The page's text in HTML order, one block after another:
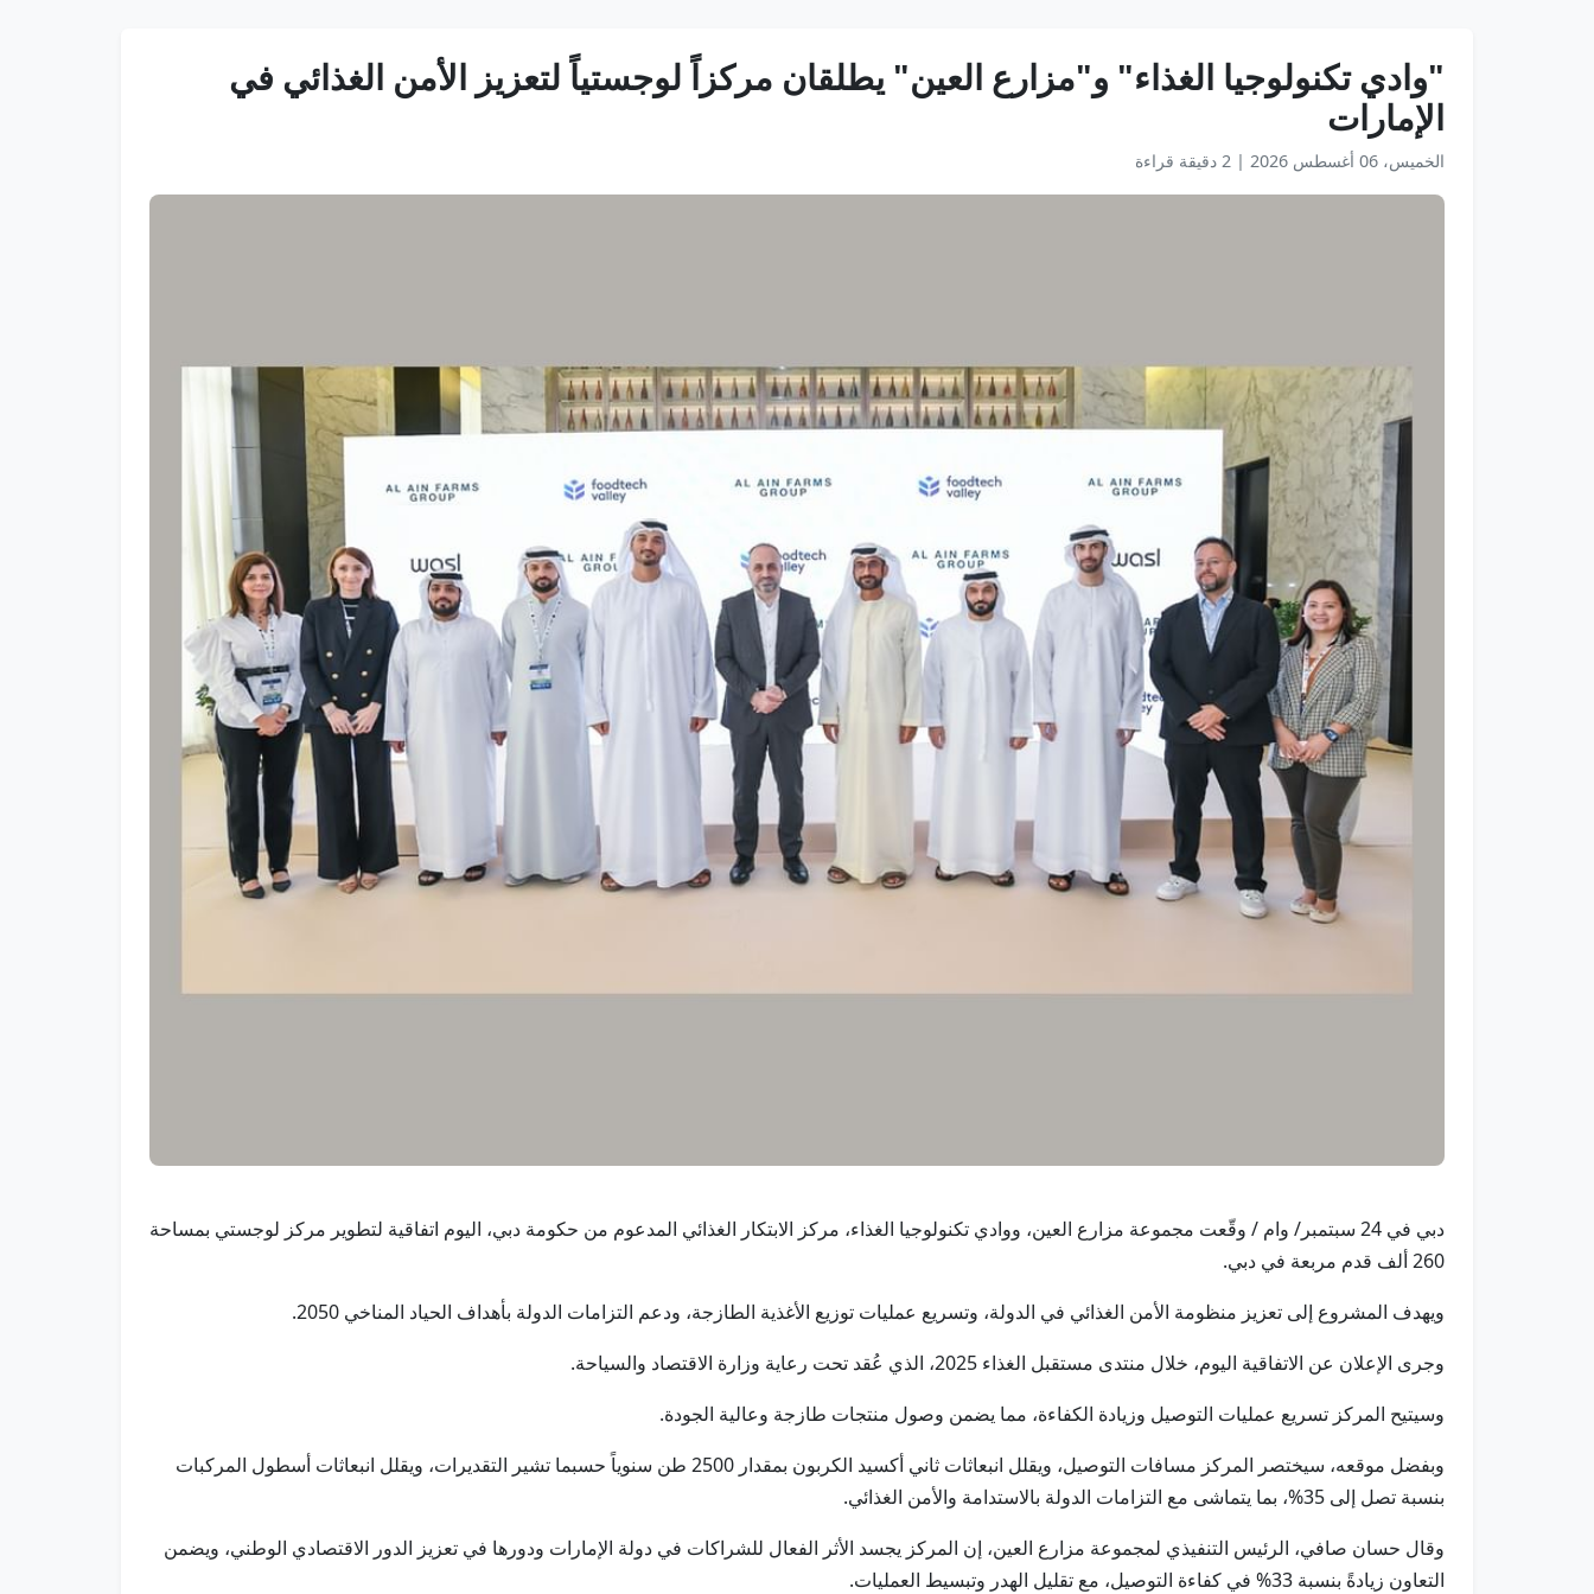
"وادي تكنولوجيا الغذاء" و"مزارع العين" يطلقان مركزاً لوجستياً لتعزيز الأمن الغذائي في
الإمارات
الخميس، 06 أغسطس 2026 | 2 دقيقة قراءة
دبي في 24 سبتمبر/ وام / وقّعت مجموعة مزارع العين، ووادي تكنولوجيا الغذاء، مركز الابتكار الغذائي المدعوم من حكومة دبي، اليوم اتفاقية لتطوير مركز لوجستي بمساحة
260 ألف قدم مربعة في دبي.
ويهدف المشروع إلى تعزيز منظومة الأمن الغذائي في الدولة، وتسريع عمليات توزيع الأغذية الطازجة، ودعم التزامات الدولة بأهداف الحياد المناخي 2050.
وجرى الإعلان عن الاتفاقية اليوم، خلال منتدى مستقبل الغذاء 2025، الذي عُقد تحت رعاية وزارة الاقتصاد والسياحة.
وسيتيح المركز تسريع عمليات التوصيل وزيادة الكفاءة، مما يضمن وصول منتجات طازجة وعالية الجودة.
وبفضل موقعه، سيختصر المركز مسافات التوصيل، ويقلل انبعاثات ثاني أكسيد الكربون بمقدار 2500 طن سنوياً حسبما تشير التقديرات، ويقلل انبعاثات أسطول المركبات
بنسبة تصل إلى 35%، بما يتماشى مع التزامات الدولة بالاستدامة والأمن الغذائي.
وقال حسان صافي، الرئيس التنفيذي لمجموعة مزارع العين، إن المركز يجسد الأثر الفعال للشراكات في دولة الإمارات ودورها في تعزيز الدور الاقتصادي الوطني، ويضمن
التعاون زيادةً بنسبة 33% في كفاءة التوصيل، مع تقليل الهدر وتبسيط العمليات.